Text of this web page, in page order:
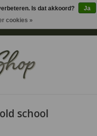
school
Is dat akkoord?
Ja
cookies »